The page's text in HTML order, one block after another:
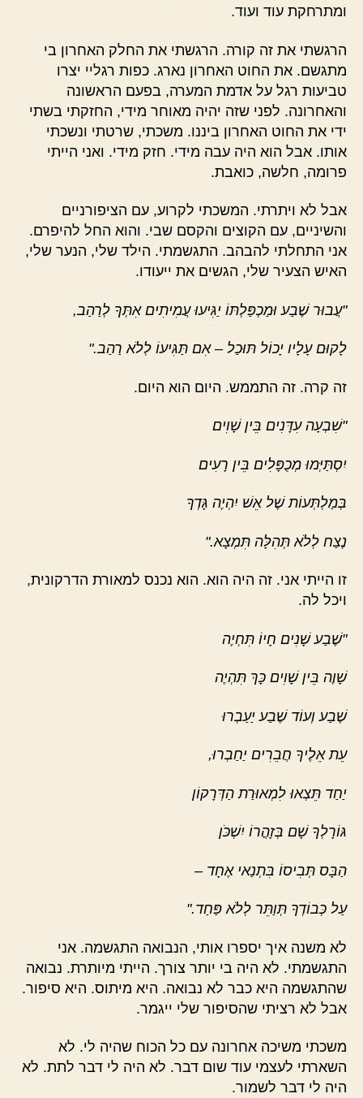
ומתרחקת עוד ועוד.
הרגשתי את זה קורה. הרגשתי את החלק האחרון בי
מתגשם. את החוט האחרון נארג. כפות רגליי יצרו
טביעות רגל על אדמת המערה, בפעם הראשונה
והאחרונה. לפני שזה יהיה מאוחר מידי, החזקתי בשתי
ידי את החוט האחרון ביננו. משכתי, שרטתי ונשכתי
אותו. אבל הוא היה עבה מידי. חזק מידי. ואני הייתי
פרומה, חלשה, כואבת.
אבל לא ויתרתי. המשכתי לקרוע, עם הציפורניים
והשיניים, עם הקוצים והקסם שבי. והוא החל להיפרם.
אני התחלתי להבהב. התגשמתי. הילד שלי, הנער שלי,
האיש הצעיר שלי, הגשים את ייעודו.
"עֲבוּר שֶׁבַע וּמַכְפַּלְתּוֹ יַגִּיעוּ עֲמִיתִים אִתְּךָ לְרַהַב‏,
לָקוּם עָלָיו יָכוֹל תּוּכַל – אִם תַּגִּיעוֹ לְלֹא רַהַב."
זה קרה. זה התממש. היום הוא היום.
"שִׁבְעָה עִדָּנִים בֵּין שָׁוִים
יִסְתַּיְּמוּ מְכֻפָּלִים בֵּין רָעִים
בְּמַלְתְּעוֹת שֶׁל אֵשׁ יִהְיֶה גָּדְךָ
נֶצַח לְלֹא תְּהִלָּה תִּמְצָא."
זו הייתי אני. זה היה הוא. הוא נכנס למאורת הדרקונית,
ויכל לה.
"שֶׁבַע שָׁנִים חָיוֹ תִּחְיֶה
שָׁוֶה בֵּין שָׁוִים כָּךְ תִּהְיֶה
שֶׁבַע וְעוֹד שֶׁבַע יַעַבְרוּ
עֵת אֵלֶיךָ חֲבֵרִים יַחַבְרוּ,
יַחַד תֵּצְאוּ לִמְאוּרַת הַדְּרָקוֹן
גּוֹרָלְךָ שָׁם בְּזָהֳרוֹ יִשְׁכֹּן
הַבָּס תְּבִיסוֹ בִּתְנַאי אֶחָד –
עַל כְּבוֹדְךָ תְּוַתֵּר לְלֹא פַּחַד."
לא משנה איך יספרו אותי, הנבואה התגשמה. אני
התגשמתי. לא היה בי יותר צורך. הייתי מיותרת. נבואה
שהתגשמה היא כבר לא נבואה. היא מיתוס. היא סיפור.
אבל לא רציתי שהסיפור שלי ייגמר.
משכתי משיכה אחרונה עם כל הכוח שהיה לי. לא
השארתי לעצמי עוד שום דבר. לא היה לי דבר לתת. לא
היה לי דבר לשמור.